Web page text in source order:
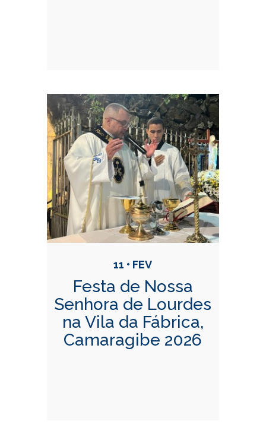
11 • FEV
Festa de Nossa
Senhora de Lourdes
na Vila da Fábrica,
Camaragibe 2026